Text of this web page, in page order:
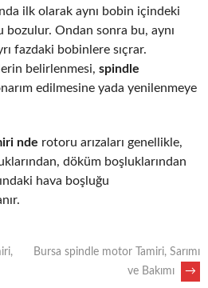
ilk olarak aynı bobin içindeki
Ondan sonra bu, aynı
fazdaki bobinlere sıçrar.
belirlenmesi, spindle
edilmesine yada yenilenmeye
nde rotoru arızaları genellikle,
döküm boşluklarından
hava boşluğu
Bursa spindle motor Tamiri, Sarımı
ve Bakımı
→